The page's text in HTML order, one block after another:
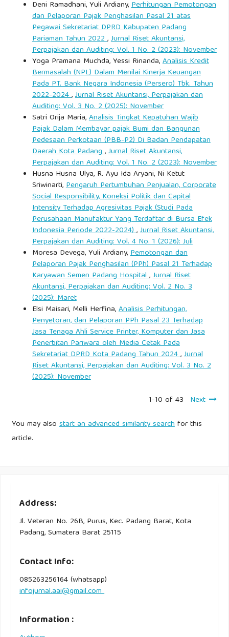
Deni Ramadhani, Yuli Ardiany,Perhitungan Pemotongan
dan Pelaporan Pajak Penghasilan Pasal 21 atas
Pegawai Sekretariat DPRD Kabupaten Padang
Pariaman Tahun 2022,Jurnal Riset Akuntansi,
Perpajakan dan Auditing: Vol. 1 No. 2 (2023): November
Yoga Pramana Muchda, Yessi Rinanda,Analisis Kredit
Bermasalah (NPL) Dalam Menilai Kinerja Keuangan
Pada PT. Bank Negara Indonesia (Persero) Tbk. Tahun
2022-2024,Jurnal Riset Akuntansi, Perpajakan dan
Auditing: Vol. 3 No. 2 (2025): November
Satri Orija Maria,Analisis Tingkat Kepatuhan Wajib
Pajak Dalam Membayar pajak Bumi dan Bangunan
Pedesaan Perkotaan (PBB-P2) Di Badan Pendapatan
Daerah Kota Padang,Jurnal Riset Akuntansi,
Perpajakan dan Auditing: Vol. 1 No. 2 (2023): November
Husna Husna Ulya, R. Ayu Ida Aryani, Ni Ketut
Sriwinarti,Pengaruh Pertumbuhan Penjualan, Corporate
Social Responsibility, Koneksi Politik dan Capital
Intensity Terhadap Agresivitas Pajak (Studi Pada
Perusahaan Manufaktur Yang Terdaftar di Bursa Efek
Indonesia Periode 2022-2024),Jurnal Riset Akuntansi,
Perpajakan dan Auditing: Vol. 4 No. 1 (2026): Juli
Moresa Devega, Yuli Ardiany,Pemotongan dan
Pelaporan Pajak Penghasilan (PPh) Pasal 21 Terhadap
Karyawan Semen Padang Hospital,Jurnal Riset
Akuntansi, Perpajakan dan Auditing: Vol. 2 No. 3
(2025): Maret
Elsi Maisari, Melli Herfina,Analisis Perhitungan,
Penyetoran, dan Pelaporan PPh Pasal 23 Terhadap
Jasa Tenaga Ahli Service Printer, Komputer dan Jasa
Penerbitan Pariwara oleh Media Cetak Pada
Sekretariat DPRD Kota Padang Tahun 2024,Jurnal
Riset Akuntansi, Perpajakan dan Auditing: Vol. 3 No. 2
(2025): November
1-10 of 43 Next
You may alsostart an advanced similarity searchfor this
article.
Address:
Jl. Veteran No. 26B, Purus, Kec. Padang Barat, Kota
Padang, Sumatera Barat 25115
Contact Info:
085263256164 (whatsapp)
infojurnal.aai@gmail.com
Information :